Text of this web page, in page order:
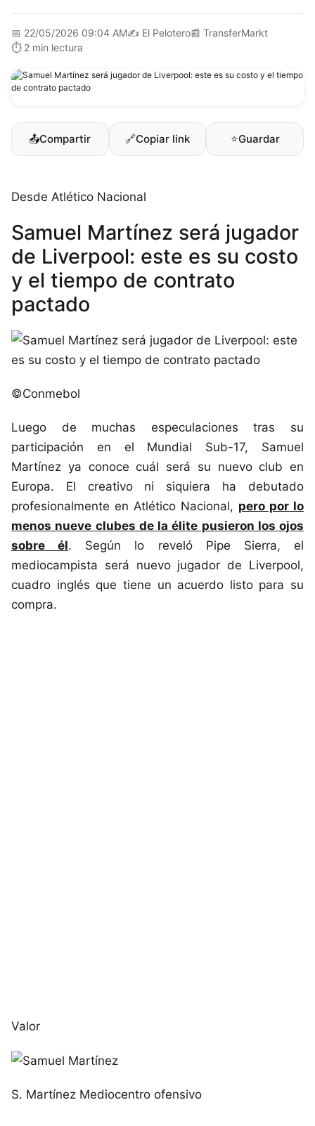
📅 22/05/2026 09:04 AM✍️ El Pelotero📰 TransferMarkt
⏱️ 2 min lectura
📤Compartir 🔗Copiar link ⭐Guardar
Desde Atlético Nacional
Samuel Martínez será jugador
de Liverpool: este es su costo
y el tiempo de contrato
pactado
©Conmebol
Luego de muchas especulaciones tras su
participación en el Mundial Sub-17, Samuel
Martínez ya conoce cuál será su nuevo club en
Europa. El creativo ni siquiera ha debutado
profesionalmente en Atlético Nacional, pero por lo
menos nueve clubes de la élite pusieron los ojos
sobre él. Según lo reveló Pipe Sierra, el
mediocampista será nuevo jugador de Liverpool,
cuadro inglés que tiene un acuerdo listo para su
compra.
Valor
S. Martínez Mediocentro ofensivo